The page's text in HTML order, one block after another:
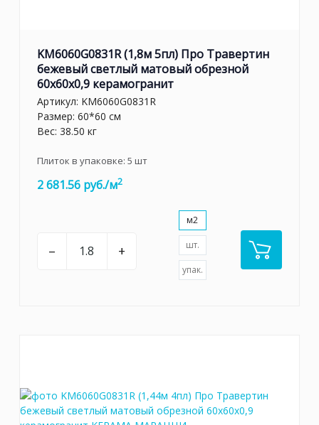
KM6060G0831R (1,8м 5пл) Про Травертин
бежевый светлый матовый обрезной
60x60x0,9 керамогранит
Артикул: KM6060G0831R
Размер: 60*60 см
Вес: 38.50 кг
Плиток в упаковке: 5 шт
2 681.56 руб./м2
– +
м2
шт.
упак.